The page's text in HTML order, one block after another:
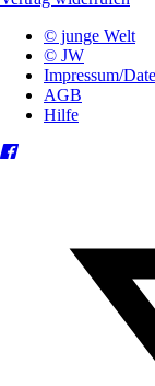
© junge Welt
© JW
Impressum/
AGB
Hilfe